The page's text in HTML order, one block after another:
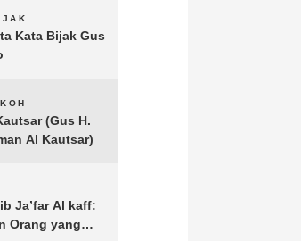
Kata Bijak Gus
(Gus H.
Al Kautsar)
Ja’far Al kaff:
Orang yang